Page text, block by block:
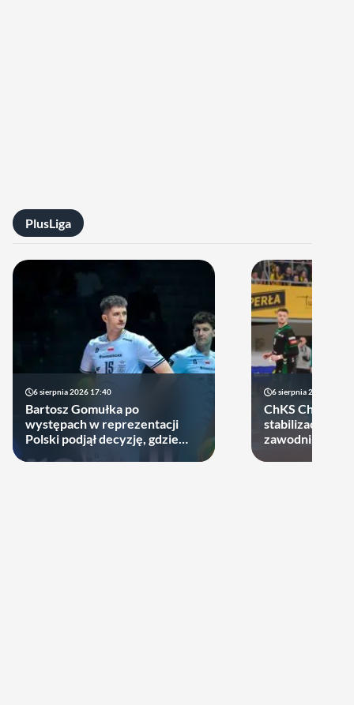
PlusLiga
6 sierpnia 2026 17:40
Bartosz Gomułka po
występach w reprezentacji
Polski podjął decyzję, gdzie
6 sierpnia 2026 10:14
ChKS Chełm
stabilizację.
zawodników